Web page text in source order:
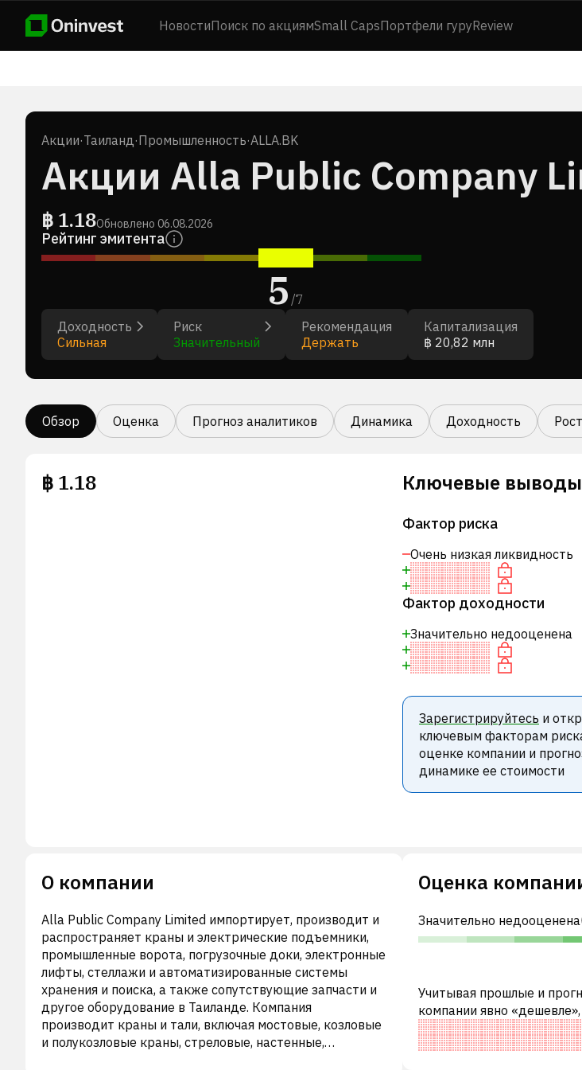
НовостиПоиск по акциямSmall CapsПортфели гуруReview
Акции·Таиланд·Промышленность·ALLA.BK
Акции Alla Public Company
฿ 1.18Обновлено 06.08.2026
Рейтинг эмитента
5 /7
Доходность
Сильная
Риск
Значительный
Рекомендация
Держать
Капитализация
฿ 20,82 млн
Обзор Оценка Прогноз аналитиков Динамика Доходность Рост
฿ 1.18 Ключевые выводы
Фактор риска
Очень низкая ликвидность
Фактор доходности
Значительно недооценена
Зарегистрируйтесь и
ключевым факторам
оценке компании и
динамике ее стоимости
О компании
Alla Public Company Limited импортирует, производит и
распространяет краны и электрические подъемники,
промышленные ворота, погрузочные доки, электронные
лифты, стеллажи и автоматизированные системы
хранения и поиска, а также сопутствующие запчасти и
другое оборудование в Таиланде. Компания
производит краны и тали, включая мостовые, козловые
и полукозловые краны, стреловые, настенные,
Оценка
Значительно недооценена
Учитывая прошлые и
компании явно
компаний. В частности,
оценена по P/E,